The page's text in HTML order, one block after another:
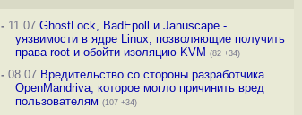
-11.07 GhostLock, BadEpoll и Januscape -
уязвимости в ядре Linux, позволяющие получить
права root и обойти изоляцию KVM (82 +34)
-08.07 Вредительство со стороны разработчика
OpenMandriva, которое могло причинить вред
пользователям (107 +34)